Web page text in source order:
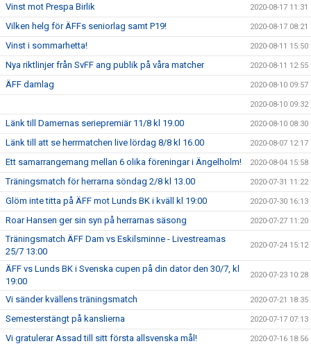
Vinst mot Prespa Birlik 2020-08-17 11:31
Vilken helg för ÄFFs seniorlag samt P19! 2020-08-17 08:21
Vinst i sommarhetta! 2020-08-11 15:50
Nya riktlinjer från SvFF ang publik på våra matcher 2020-08-11 12:55
ÄFF damlag 2020-08-10 09:57
2020-08-10 09:32
Länk till Damernas seriepremiär 11/8 kl 19.00 2020-08-10 08:30
Länk till att se herrmatchen live lördag 8/8 kl 16.00 2020-08-07 12:17
Ett samarrangemang mellan 6 olika föreningar i Ängelholm! 2020-08-04 15:58
Träningsmatch för herrarna söndag 2/8 kl 13.00 2020-07-31 11:22
Glöm inte titta på ÄFF mot Lunds BK i kväll kl 19:00 2020-07-30 16:13
Roar Hansen ger sin syn på herrarnas säsong 2020-07-27 11:20
Träningsmatch ÄFF Dam vs Eskilsminne - Livestreamas
25/7 13:00
2020-07-24 15:12
ÄFF vs Lunds BK i Svenska cupen på din dator den 30/7, kl
19:00
2020-07-23 10:28
Vi sänder kvällens träningsmatch 2020-07-21 18:35
Semesterstängt på kanslierna 2020-07-17 07:13
Vi gratulerar Assad till sitt första allsvenska mål! 2020-07-16 18:56